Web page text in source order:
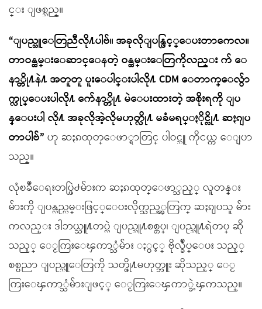
င္း ျဖစ္သည္။
“ျပည္သူေတြညီလို႔ပါဗ်။ အခုလိုျပန္ဖြင့္ေပးတာကေလ။
တာဝန္ထမ္းေဆာင္ေနတဲ့ ဝန္ထမ္းေတြကိုလည္း က် ေ
နာ္တို႔နဲ႔ အတူတူ ပူးေပါင္းပါလို႔ CDM ေတာက္ေလွ်ာ
က္လုပ္ေပးပါလို႔ က်ေနာ္တို႔ မဲေပးထားတဲ့ အစိုးရကို ျပ
န္ေပးပါ လို႔ အခုလိုအဲ့လိုမဟုတ္လို႔ မခံမရပ္ႏိုင္လို႔ ဆႏၵျပ
တာပါဗ်” ဟု ဆႏၵထုတ္ေဖာ္ရာတြင္ ပါဝင္သူ ကိုငယ္က ေျပာ
သည္။
လုံၿခဳံေရးတပ္ဖြဲ႕မ်ားက ဆႏၵထုတ္ေဖာ္သည့္ လူတန္း
မ်ားကို ျပန္လည္လမ္းဖြင့္ေပးလိုက္သည့္အတြက္ ဆႏၵျပသူ မ်ား
ကလည္း ဒါဘယ္သူ႔တပ္လဲ ျပည္သူ႔စစ္တပ္၊ ျပည္သူ႔ရဲတပ္ ဆို
သည့္ ေႂကြးေၾကာ္သံမ်ား ႏွင့္ ဗိုလ္ခ်ဳပ္ေပး သည့္
စစ္ပညာ ျပည္သူေတြကို သတ္ဖို႔မဟုတ္ဘူး ဆိုသည့္ ေႂ
ကြးေၾကာ္သံမ်ားျဖင့္ ေႂကြးေၾကာ္ခဲ့ၾကသည္။